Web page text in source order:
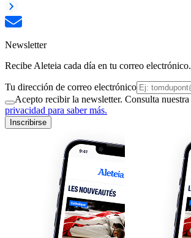
Newsletter
Recibe Aleteia cada día en tu correo electrónico.
Tu dirección de correo electrónico
Acepto recibir la newsletter. Consulta nuestra
privacidad para saber más.
Inscribirse